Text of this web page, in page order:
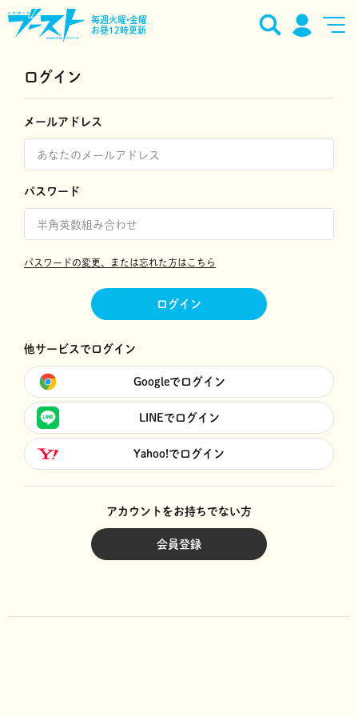
毎週火曜•金曜
お昼12時更新
ログイン
メールアドレス
パスワード
パスワードの変更、または忘れた方はこちら
ログイン
他サービスでログイン
Googleでログイン
LINEでログイン
Yahoo!でログイン
アカウントをお持ちでない方
会員登録